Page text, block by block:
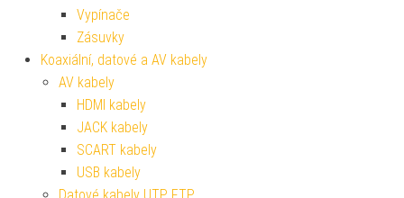
Vypínače
Zásuvky
Koaxiální, datové a AV kabely
AV kabely
HDMI kabely
JACK kabely
SCART kabely
USB kabely